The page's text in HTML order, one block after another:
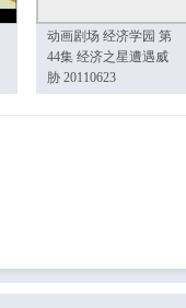
动画剧场 经济学园 第
44集 经济之星遭遇威
胁 20110623